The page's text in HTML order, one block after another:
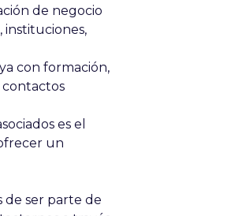
de negocio
instituciones,
con formación,
contactos
es el
un
de ser parte de